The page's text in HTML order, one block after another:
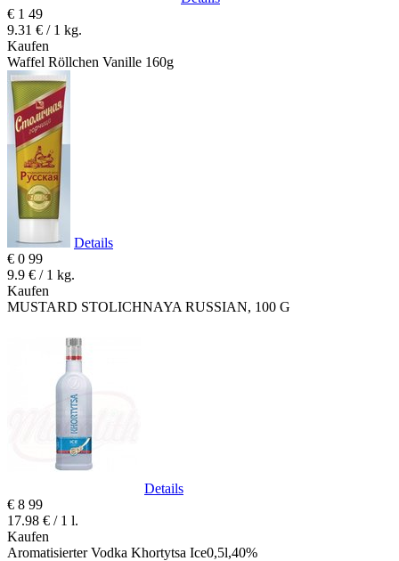
€ 1 49
9.31 € / 1 kg.
Kaufen
Waffel Röllchen Vanille 160g
Details
€ 0 99
9.9 € / 1 kg.
Kaufen
MUSTARD STOLICHNAYA RUSSIAN, 100 G
Details
€ 8 99
17.98 € / 1 l.
Kaufen
Aromatisierter Vodka Khortytsa Ice0,5l,40%